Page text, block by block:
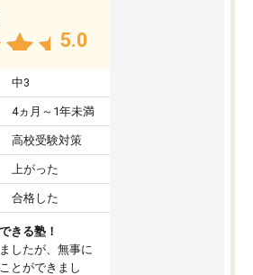
5.0
中3
4ヵ月～1年未満
高校受験対策
上がった
合格した
きる塾！
したが、無事に
とができまし